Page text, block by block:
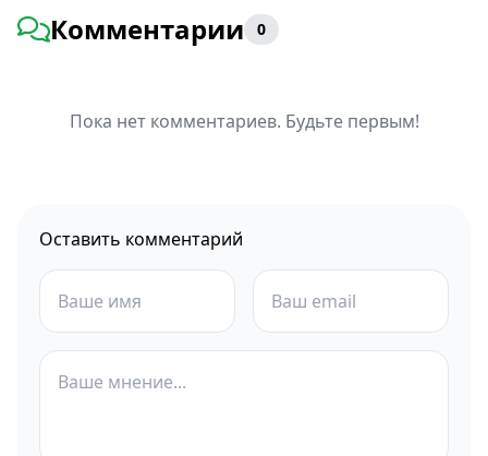
Комментарии 0
Пока нет комментариев. Будьте первым!
Оставить комментарий